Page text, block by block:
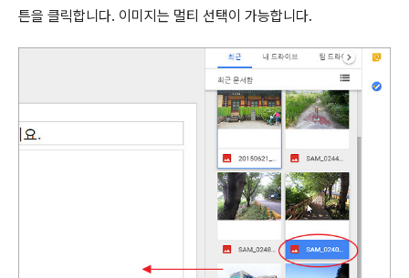
튼을 클릭합니다. 이미지는 멀티 선택이 가능합니다.